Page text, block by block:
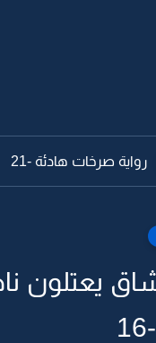
رواية صرخات هادئة -20
يعتلون